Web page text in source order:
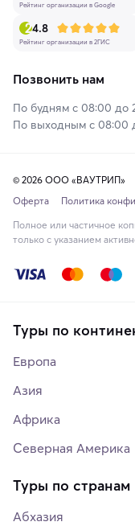
Рейтинг организации в Google
4.8
Рейтинг организации в 2ГИС
Позвонить нам
По будням с 08:00 до
По выходным с 08:00
© 2026 ООО «ВАУТРИП»
Оферта
Политика
Полное или частичное
только с указанием
Туры по
Европа
Азия
Африка
Северная Америка
Туры по странам
Абхазия